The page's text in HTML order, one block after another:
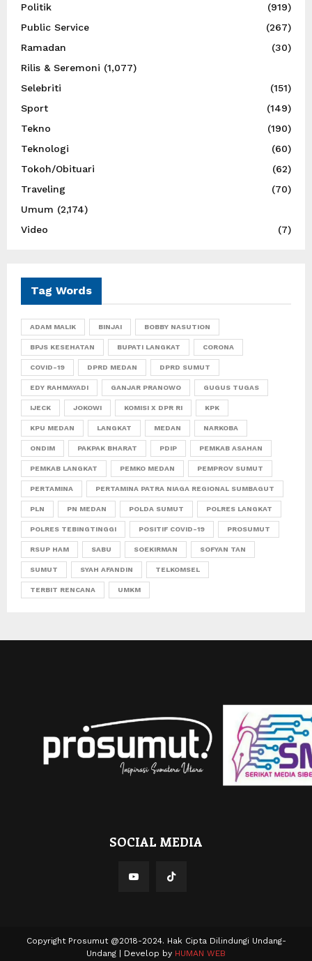
Politik
(919)
Public Service
(267)
Ramadan
(30)
Rilis & Seremoni (1,077)
Selebriti
(151)
Sport
(149)
Tekno
(190)
Teknologi
(60)
Tokoh/Obituari
(62)
Traveling
(70)
Umum (2,174)
Video
(7)
Tag Words
ADAM MALIK BINJAI BOBBY NASUTION
BPJS KESEHATAN BUPATI LANGKAT CORONA
COVID-19 DPRD MEDAN DPRD SUMUT
EDY RAHMAYADI GANJAR PRANOWO GUGUS TUGAS
IJECK JOKOWI KOMISI X DPR RI KPK
KPU MEDAN LANGKAT MEDAN NARKOBA
ONDIM PAKPAK BHARAT PDIP PEMKAB ASAHAN
PEMKAB LANGKAT PEMKO MEDAN PEMPROV SUMUT
PERTAMINA PERTAMINA PATRA NIAGA REGIONAL SUMBAGUT
PLN PN MEDAN POLDA SUMUT POLRES LANGKAT
POLRES TEBINGTINGGI POSITIF COVID-19 PROSUMUT
RSUP HAM SABU SOEKIRMAN SOFYAN TAN
SUMUT SYAH AFANDIN TELKOMSEL
TERBIT RENCANA UMKM
SOCIAL MEDIA
Copyright Prosumut @2018-2024. Hak Cipta Dilindungi Undang-
Undang | Develop by HUMAN WEB